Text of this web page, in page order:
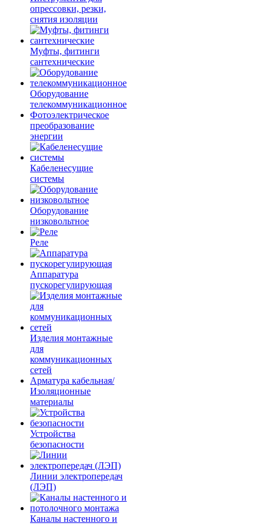
опрессовки, резки,
снятия изоляции
Муфты, фитинги
сантехнические
Оборудование
телекоммуникационное
Фотоэлектрическое
преобразование
энергии
Кабеленесущие
системы
Оборудование
низковольтное
Реле
Аппаратура
пускорегулирующая
Изделия монтажные
для
коммуникационных
сетей
Арматура кабельная/
Изоляционные
материалы
Устройства
безопасности
Линии электропередач
(ЛЭП)
Каналы настенного и